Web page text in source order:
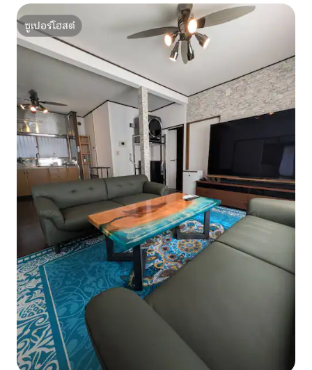
ซูเปอร์โฮสต์
ซูเปอร์โฮสต์